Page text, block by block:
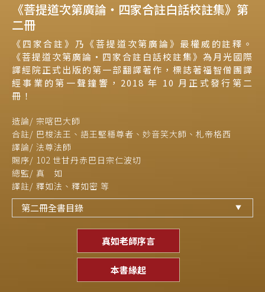
《菩提道次第廣論‧四家合註白話校註集》第
二冊
《四家合註》乃《菩提道次第廣論》最權威的註釋。
《菩提道次第廣論‧四家合註白話校註集》為月光國際
譯經院正式出版的第一部翻譯著作，標誌著福智僧團譯
經事業的第一聲鐘響，2018 年 10 月正式發行第二
冊！
造論/ 宗喀巴大師
合註/ 巴梭法王、語王堅穩尊者、 妙音笑大師、札帝格西
譯論/ 法尊法師
賜序/ 102 世甘丹赤巴日宗仁波切
總監/ 真 如
譯註/ 釋如法、釋如密 等
第二冊全書目錄
真如老師序言
本書緣起